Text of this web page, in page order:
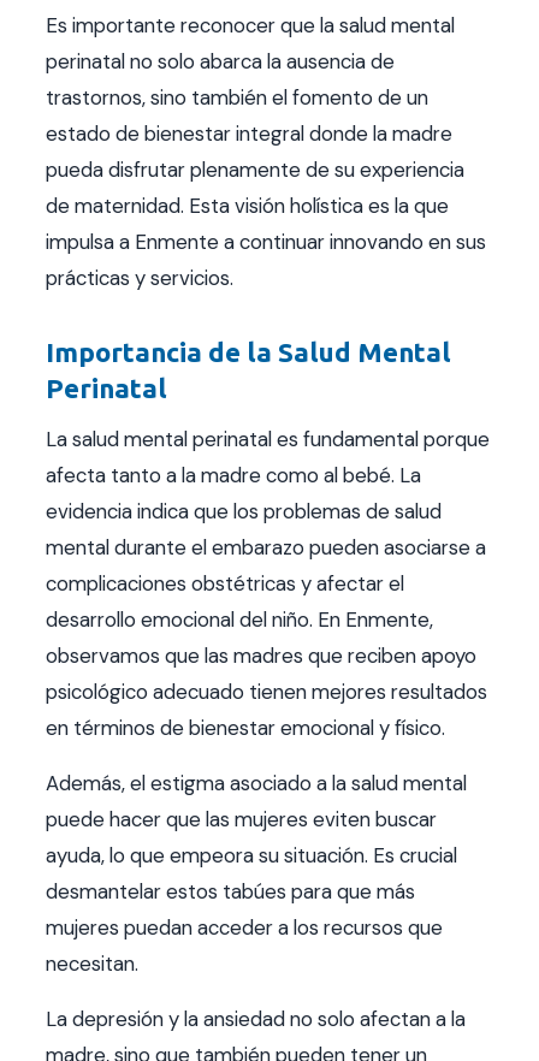
Es importante reconocer que la salud mental
perinatal no solo abarca la ausencia de
trastornos, sino también el fomento de un
estado de bienestar integral donde la madre
pueda disfrutar plenamente de su experiencia
de maternidad. Esta visión holística es la que
impulsa a Enmente a continuar innovando en sus
prácticas y servicios.
Importancia de la Salud Mental
Perinatal
La salud mental perinatal es fundamental porque
afecta tanto a la madre como al bebé. La
evidencia indica que los problemas de salud
mental durante el embarazo pueden asociarse a
complicaciones obstétricas y afectar el
desarrollo emocional del niño. En Enmente,
observamos que las madres que reciben apoyo
psicológico adecuado tienen mejores resultados
en términos de bienestar emocional y físico.
Además, el estigma asociado a la salud mental
puede hacer que las mujeres eviten buscar
ayuda, lo que empeora su situación. Es crucial
desmantelar estos tabúes para que más
mujeres puedan acceder a los recursos que
necesitan.
La depresión y la ansiedad no solo afectan a la
madre, sino que también pueden tener un